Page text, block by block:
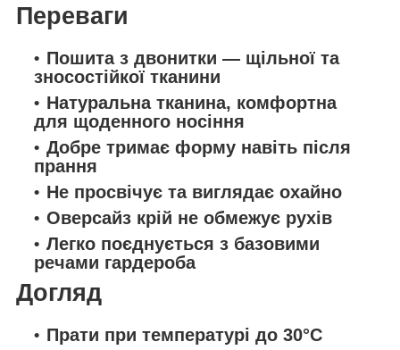
Переваги
Пошита з двонитки — щільної та
зносостійкої тканини
Натуральна тканина, комфортна
для щоденного носіння
Добре тримає форму навіть після
прання
Не просвічує та виглядає охайно
Оверсайз крій не обмежує рухів
Легко поєднується з базовими
речами гардероба
Догляд
Прати при температурі до 30°C